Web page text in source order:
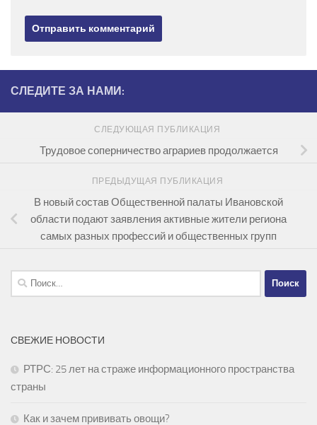
СЛЕДИТЕ ЗА НАМИ:
СЛЕДУЮЩАЯ ПУБЛИКАЦИЯ
Трудовое соперничество аграриев продолжается
ПРЕДЫДУЩАЯ ПУБЛИКАЦИЯ
В новый состав Общественной палаты Ивановской
области подают заявления активные жители региона
самых разных профессий и общественных групп
Найти:
СВЕЖИЕ НОВОСТИ
РТРС: 25 лет на страже информационного пространства
страны
Как и зачем прививать овощи?